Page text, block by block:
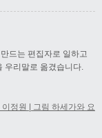
드는 편집자로 일하고
우리말로 옮겼습니다.
정원 | 그림 하세가와 요